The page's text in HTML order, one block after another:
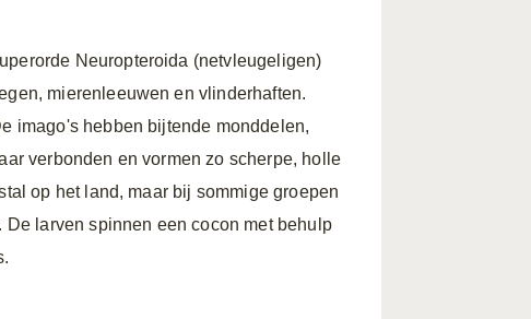
Neuropteroida (netvleugeligen)
mierenleeuwen en vlinderhaften.
imago's hebben bijtende monddelen,
verbonden en vormen zo scherpe, holle
op het land, maar bij sommige groepen
larven spinnen een cocon met behulp